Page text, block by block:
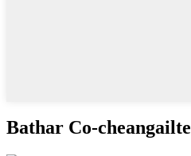
Bathar Co-cheangailte